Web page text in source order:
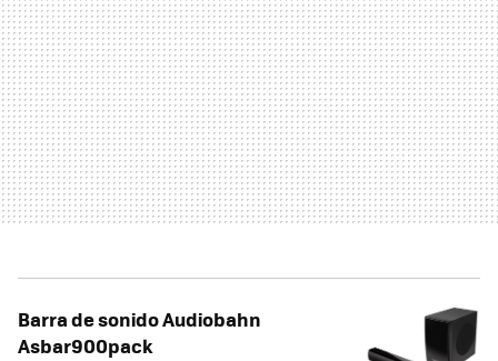
Barra de sonido Audiobahn
Asbar900pack